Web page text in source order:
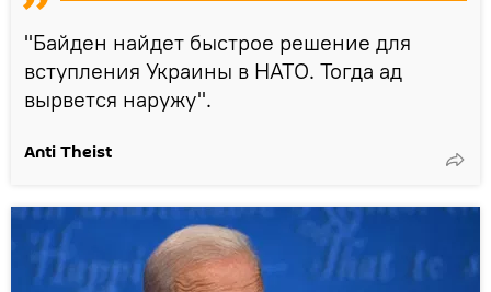
"Байден найдет быстрое решение для
вступления Украины в НАТО. Тогда ад
вырвется наружу".
Anti Theist